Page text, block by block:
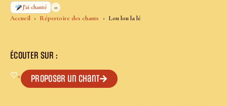
Accueil Répertoire des chants Lou lou la lé
J’ai chanté
0
ÉCOUTER SUR :
♡+ Proposer un chant